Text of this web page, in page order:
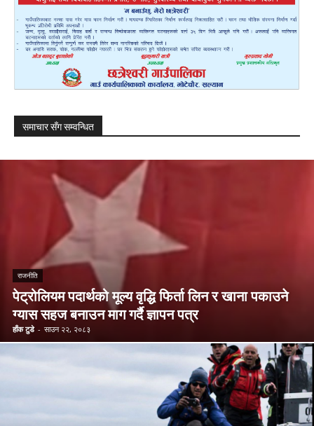
समाचार सँग सम्वन्धित
राजनीति
पेट्रोलियम पदार्थको मूल्य वृद्धि फिर्ता लिन र खाना पकाउने
ग्यास सहज बनाउन माग गर्दै ज्ञापन पत्र
हाँक टुडे - साउन २२, २०८३